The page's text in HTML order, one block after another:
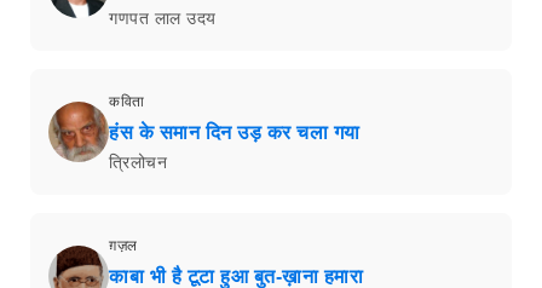
गणपत लाल उदय
कविता
हंस के समान दिन उड़ कर चला गया
त्रिलोचन
ग़ज़ल
काबा भी है टूटा हुआ बुत-ख़ाना हमारा